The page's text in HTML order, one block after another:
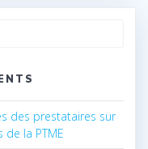
des prestataires sur
la PTME